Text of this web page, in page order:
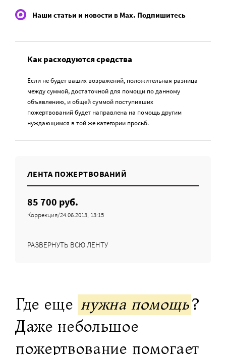
Наши статьи и новости в Max. Подпишитесь
Как расходуются средства
Если не будет ваших возражений, положительная разница
между суммой, достаточной для помощи по данному
объявлению, и общей суммой поступивших
пожертвований будет направлена на помощь другим
нуждающимся в той же категории просьб.
ЛЕНТА ПОЖЕРТВОВАНИЙ
85 700 руб.
Коррекция/24.06.2013, 13:15
РАЗВЕРНУТЬ ВСЮ ЛЕНТУ
Где еще нужна помощь?
Даже небольшое
пожертвование помогает